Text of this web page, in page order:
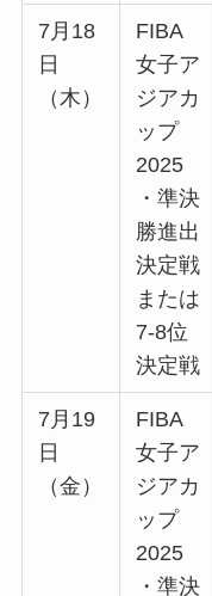
7月18
日
（木）
FIBA
女子ア
ジアカ
ップ
2025
・準決
勝進出
決定戦
または
7-8位
決定戦
7月19
日
（金）
FIBA
女子ア
ジアカ
ップ
2025
・準決